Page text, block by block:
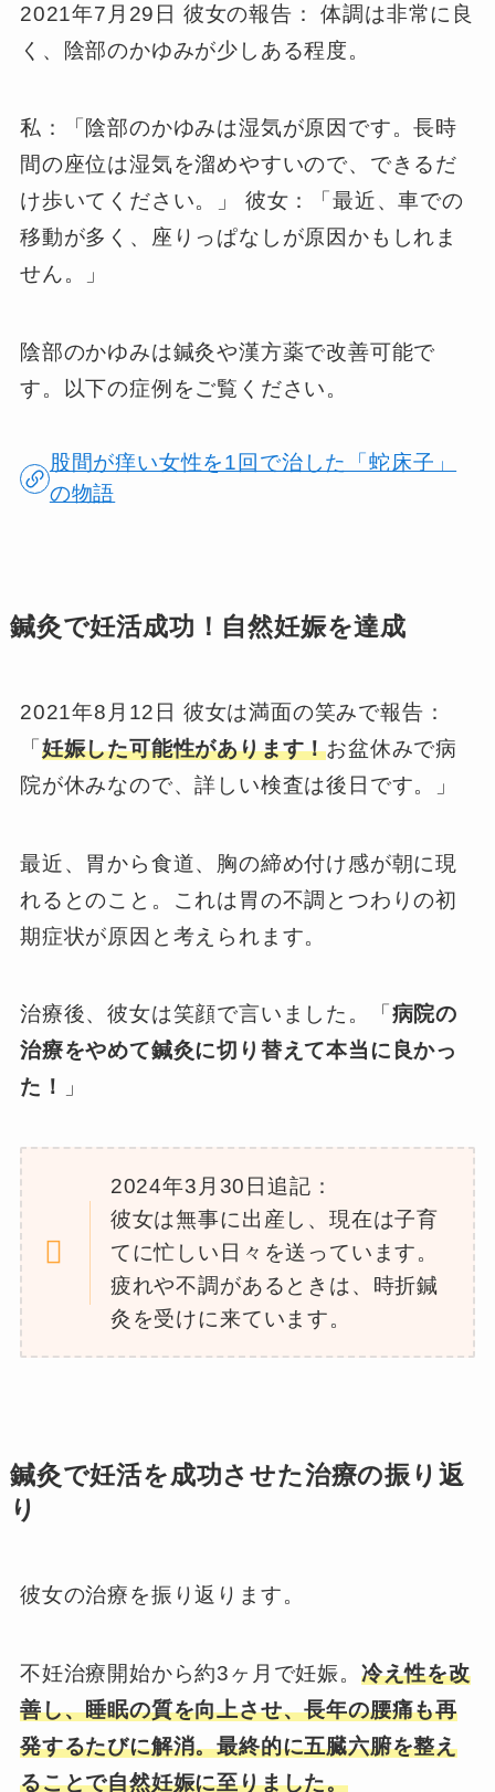
2021年7月29日 彼女の報告： 体調は非常に良
く、陰部のかゆみが少しある程度。
私：「陰部のかゆみは湿気が原因です。長時
間の座位は湿気を溜めやすいので、できるだ
け歩いてください。」 彼女：「最近、車での
移動が多く、座りっぱなしが原因かもしれま
せん。」
陰部のかゆみは鍼灸や漢方薬で改善可能で
す。以下の症例をご覧ください。
股間が痒い女性を1回で治した「蛇床子」
の物語
鍼灸で妊活成功！自然妊娠を達成
2021年8月12日 彼女は満面の笑みで報告：
「 妊娠した可能性があります！お盆休みで病
院が休みなので、詳しい検査は後日です。」
最近、胃から食道、胸の締め付け感が朝に現
れるとのこと。これは胃の不調とつわりの初
期症状が原因と考えられます。
治療後、彼女は笑顔で言いました。「 病院の
治療をやめて鍼灸に切り替えて本当に良かっ
た！
」
2024年3月30日追記：
彼女は無事に出産し、現在は子育
てに忙しい日々を送っています。
疲れや不調があるときは、時折鍼
灸を受けに来ています。
鍼灸で妊活を成功させた治療の振り返
り
彼女の治療を振り返ります。
不妊治療開始から約3ヶ月で妊娠。 冷え性を改
善し、睡眠の質を向上させ、長年の腰痛も再
発するたびに解消。最終的に五臓六腑を整え
ることで自然妊娠に至りました。